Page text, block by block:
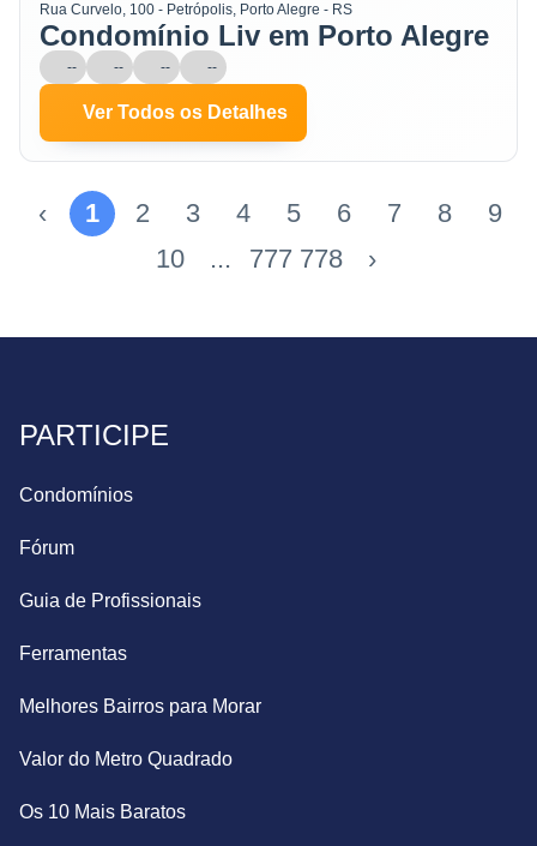
Rua Curvelo, 100 - Petrópolis, Porto Alegre - RS
Condomínio Liv em Porto Alegre
-- -- -- --
Ver Todos os Detalhes
‹ 1 2 3 4 5 6 7 8
9
10
... 777 778 ›
PARTICIPE
Condomínios
Fórum
Guia de Profissionais
Ferramentas
Melhores Bairros para Morar
Valor do Metro Quadrado
Os 10 Mais Baratos